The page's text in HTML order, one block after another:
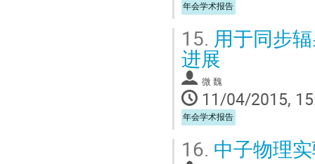
年会学术报告
15. 用于同步
进展
微 魏
11/04/2015,
年会学术报告
16. 中子物理